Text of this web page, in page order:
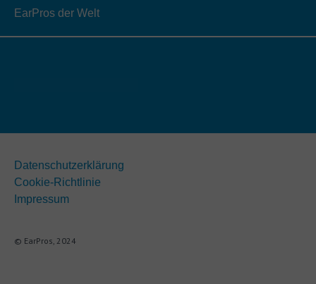
EarPros der Welt
Datenschutzerklärung
Cookie-Richtlinie
Impressum
© EarPros, 2024